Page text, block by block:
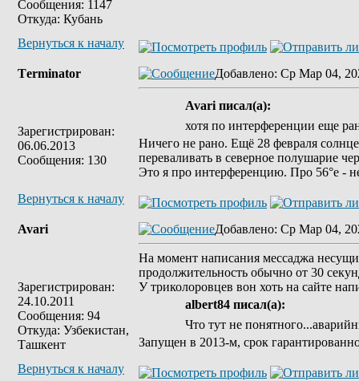
Сообщения: 1147
Откуда: Кубань
Вернуться к началу
Tеrminatоr
Зарегистрирован:
06.06.2013
Сообщения: 130
Добавлено: Ср Мар 04,
Avari писал(а):
хотя по интерференции еще
Ничего не рано. Ещё 28 февраля
переваливать в северное полушарие
Это я про интерференцию. Про 56°e -
Вернуться к началу
Avari
Зарегистрирован:
24.10.2011
Сообщения: 94
Откуда: Узбекистан,
Ташкент
Добавлено: Ср Мар 04,
На момент написания мессаджа
продолжительность обычно от 30
У триколоровцев вон хоть на сайте
albert84 писал(а):
Что тут не
Запущен в 2013-м, срок
Вернуться к началу